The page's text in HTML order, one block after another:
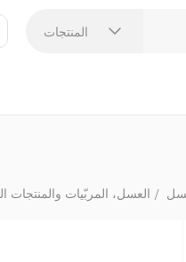
المنتجات
العسل، المربّيات والمنتجات